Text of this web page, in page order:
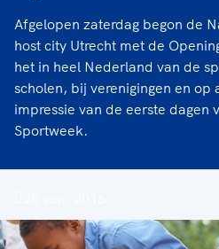
Afgelopen zaterdag begon de
host city Utrecht met de
het in heel Nederland van de
scholen, bij verenigingen en op
impressie van de eerste dagen
Sportweek.